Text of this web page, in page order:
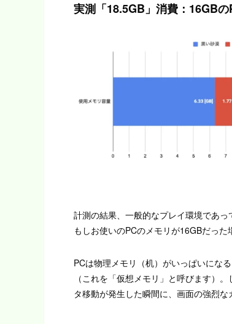
実測「18.5GB」消費：16GB
計測の結果、一般的なプレイ環境であっ
もしお使いのPCのメモリが16GBだった
PCは物理メモリ（机）がいっぱいにな
（これを「仮想メモリ」と呼びます）
タ移動が発生した瞬間に、画面の強烈な